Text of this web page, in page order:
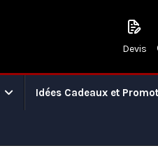
Devis
Idées Cadeaux et